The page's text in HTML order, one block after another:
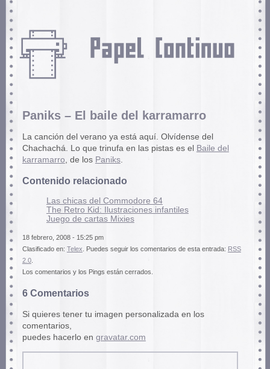
Paniks – El baile del karramarro
La canción del verano ya está aquí. Olvídense del
Chachachá. Lo que trinufa en las pistas es el Baile del
karramarro , de los Paniks.
Contenido relacionado
Las chicas del Commodore 64
The Retro Kid: Ilustraciones infantiles
Juego de cartas Mixies
18 febrero, 2008 - 15:25 pm
Clasificado en: Telex . Puedes seguir los comentarios de esta entrada: RSS
2.0.
Los comentarios y los Pings están cerrados.
6 Comentarios
Si quieres tener tu imagen personalizada en los
comentarios,
puedes hacerlo en gravatar.com